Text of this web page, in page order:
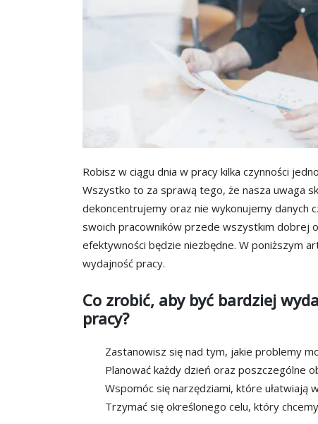
Robisz w ciągu dnia w pracy kilka czynności
Wszystko to za sprawą tego, że nasza uwaga
dekoncentrujemy oraz nie wykonujemy danych
swoich pracowników przede wszystkim dobrej
efektywności będzie niezbędne. W poniższym
wydajność pracy.
Co zrobić, aby być bardziej
pracy?
Zastanowisz się nad tym, jakie problemy
Planować każdy dzień oraz poszczególne
Wspomóc się narzędziami, które ułatwiają
Trzymać się określonego celu, który